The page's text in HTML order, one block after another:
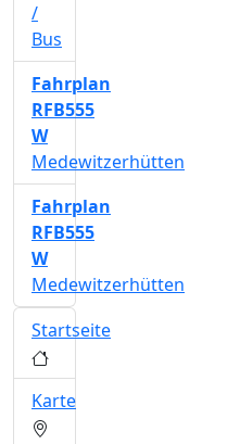
/
Bus
Fahrplan
RFB555
W
Medewitzerhütten
Fahrplan
RFB555
W
Medewitzerhütten
Startseite
Karte